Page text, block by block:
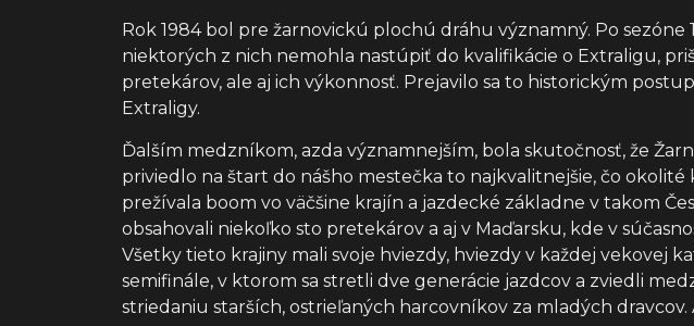
Rok 1984 bol pre žarnovickú plochú dráhu významný. Po
niektorých z nich nemohla nastúpiť do kvalifikácie o Extraligu,
pretekárov, ale aj ich výkonnosť. Prejavilo sa to historickým
Extraligy.
Ďalším medzníkom, azda významnejším, bola skutočnosť, že
priviedlo na štart do nášho mestečka to najkvalitnejšie, čo
prežívala boom vo väčšine krajín a jazdecké základne v takom
obsahovali niekoľko sto pretekárov a aj v Maďarsku, kde v
Všetky tieto krajiny mali svoje hviezdy, hviezdy v každej vekovej
semifinále, v ktorom sa stretli dve generácie jazdcov a zviedli
striedaniu starších, ostrieľaných harcovníkov za mladých